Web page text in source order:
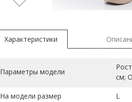
Характеристики
Параметры модели
см;
На модели размер L